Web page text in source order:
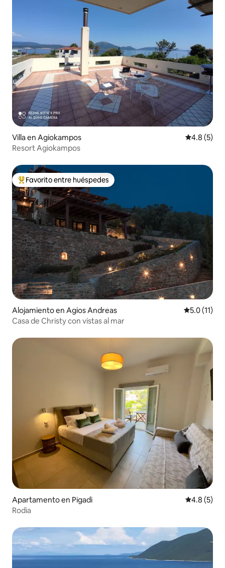
Villa en Agiokampos
4.8 (5)
Resort Agiokampos
Favorito entre huéspedes preferido
Favorito entre huéspedes
Alojamiento en Agios Andreas Calificación
5.0 (11)
Casa de Christy con vistas al mar
Apartamento en Pigadi
4.8 (5)
Rodia